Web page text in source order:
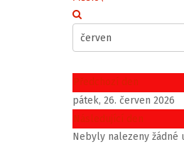
Předchozí den
pátek, 26. červen 2026
Následující den
Nebyly nalezeny žádné